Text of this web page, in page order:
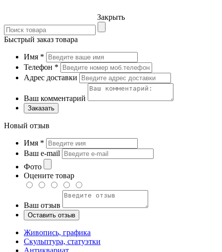
Закрыть
Быстрый заказ товара
Имя *
Телефон *
Адрес доставки
Ваш комментарий
Заказать
Новый отзыв
Имя *
Ваш e-mail
Фото
Оцените товар
Ваш отзыв
Живопись, графика
Скульптура, статуэтки